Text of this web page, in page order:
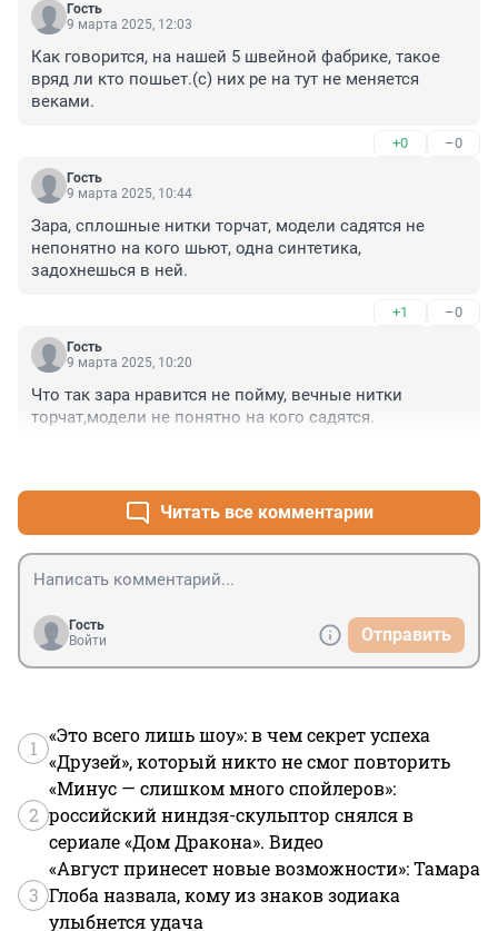
Гость
9 марта 2025, 12:03
Как говорится, на нашей 5 швейной фабрике, такое
вряд ли кто пошьет.(с) них ре на тут не меняется
веками.
+0 –0
Гость
9 марта 2025, 10:44
Зара, сплошные нитки торчат, модели садятся не
непонятно на кого шьют, одна синтетика,
задохнешься в ней.
+1 –0
Гость
9 марта 2025, 10:20
Что так зара нравится не пойму, вечные нитки
торчат,модели не понятно на кого садятся.
Читать все комментарии
Гость
Войти
Отправить
1
«Это всего лишь шоу»: в чем секрет успеха
«Друзей», который никто не смог повторить
2
«Минус — слишком много спойлеров»:
российский ниндзя-скульптор снялся в
сериале «Дом Дракона». Видео
3
«Август принесет новые возможности»: Тамара
Глоба назвала, кому из знаков зодиака
улыбнется удача